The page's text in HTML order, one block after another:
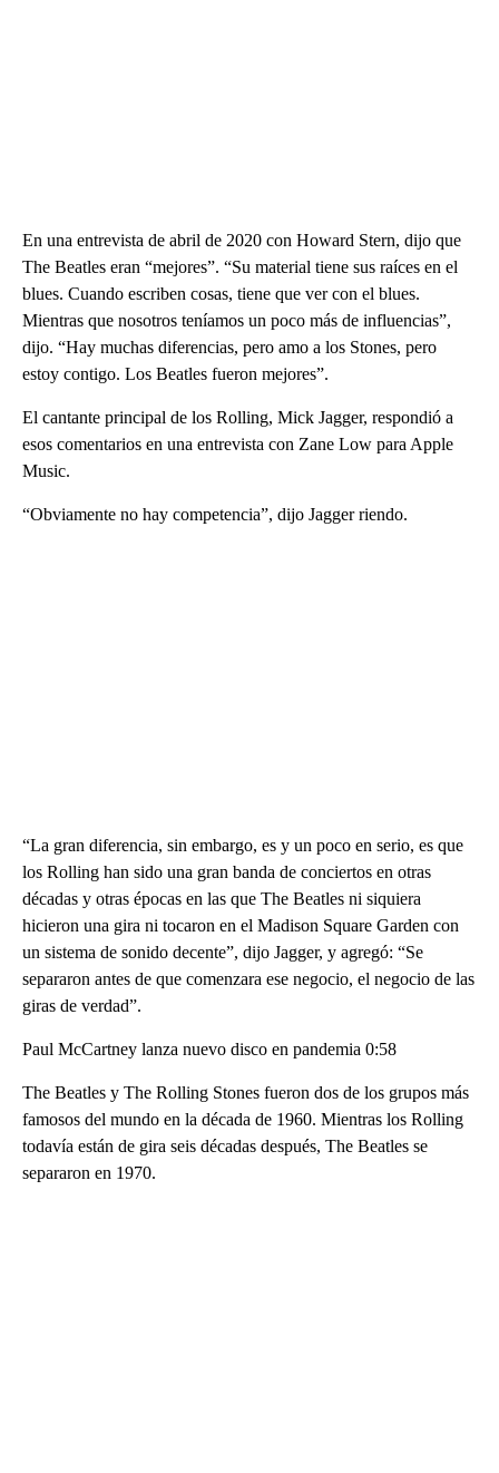
En una entrevista de abril de 2020 con Howard Stern, dijo que
The Beatles eran “mejores”. “Su material tiene sus raíces en el
blues. Cuando escriben cosas, tiene que ver con el blues.
Mientras que nosotros teníamos un poco más de influencias”,
dijo. “Hay muchas diferencias, pero amo a los Stones, pero
estoy contigo. Los Beatles fueron mejores”.
El cantante principal de los Rolling, Mick Jagger, respondió a
esos comentarios en una entrevista con Zane Low para Apple
Music.
“Obviamente no hay competencia”, dijo Jagger riendo.
“La gran diferencia, sin embargo, es y un poco en serio, es que
los Rolling han sido una gran banda de conciertos en otras
décadas y otras épocas en las que The Beatles ni siquiera
hicieron una gira ni tocaron en el Madison Square Garden con
un sistema de sonido decente”, dijo Jagger, y agregó: “Se
separaron antes de que comenzara ese negocio, el negocio de las
giras de verdad”.
Paul McCartney lanza nuevo disco en pandemia 0:58
The Beatles y The Rolling Stones fueron dos de los grupos más
famosos del mundo en la década de 1960. Mientras los Rolling
todavía están de gira seis décadas después, The Beatles se
separaron en 1970.